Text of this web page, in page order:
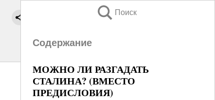
Поиск
Содержание
МОЖНО ЛИ РАЗГАДАТЬ
СТАЛИНА? (ВМЕСТО
ПРЕДИСЛОВИЯ)